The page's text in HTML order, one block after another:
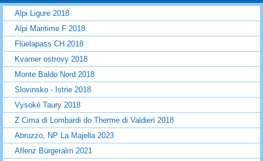
Alpi Ligure 2018
Alpi Maritime F 2018
Flüelapass CH 2018
Kvarner ostrovy 2018
Monte Baldo Nord 2018
Slovinsko - Istrie 2018
Vysoké Taury 2018
Z Cima di Lombardi do Therme di Valdieri 2018
Abruzzo, NP La Majella 2023
Aflenz Bürgeralm 2021